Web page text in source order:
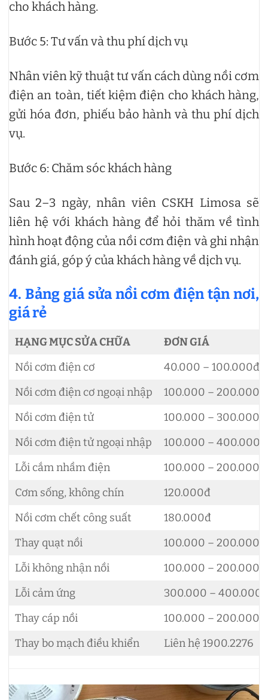
cho khách hàng.
Bước 5: Tư vấn và thu phí dịch vụ
Nhân viên kỹ thuật tư vấn cách dùng nồi cơm
điện an toàn, tiết kiệm điện cho khách hàng,
gửi hóa đơn, phiếu bảo hành và thu phí dịch
vụ.
Bước 6: Chăm sóc khách hàng
Sau 2–3 ngày, nhân viên CSKH Limosa sẽ
liên hệ với khách hàng để hỏi thăm về tình
hình hoạt động của nồi cơm điện và ghi nhận
đánh giá, góp ý của khách hàng về dịch vụ.
4. Bảng giá sửa nồi cơm điện tận nơi,
giá rẻ
HẠNG MỤC SỬA CHỮA
ĐƠN GIÁ
Nồi cơm điện cơ
40.000 – 100.000đ
Nồi cơm điện cơ ngoại nhập
100.000 – 200.000đ
Nồi cơm điện tử
100.000 – 300.000đ
Nồi cơm điện tử ngoại nhập
100.000 – 400.000đ
Lỗi cắm nhầm điện
100.000 – 200.000đ
Cơm sống, không chín
120.000đ
Nồi cơm chết công suất
180.000đ
Thay quạt nồi
100.000 – 200.000đ
Lỗi không nhận nồi
100.000 – 200.000đ
Lỗi cảm ứng
300.000 – 400.000đ
Thay cáp nồi
100.000 – 200.000đ
Thay bo mạch điều khiển
Liên hệ 1900.2276